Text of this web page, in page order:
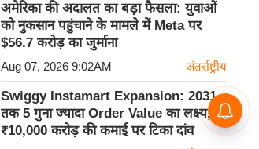
अमेरिका की अदालत का बड़ा फैसला: युवाओं
को नुकसान पहुंचाने के मामले में Meta पर
$56.7 करोड़ का जुर्माना
Aug 07, 2026 9:02AM अंतर्राष्ट्रीय
Swiggy Instamart Expansion: 2031
तक 5 गुना ज्यादा Order Value का लक्ष्य,
₹10,000 करोड़ की कमाई पर टिका दांव